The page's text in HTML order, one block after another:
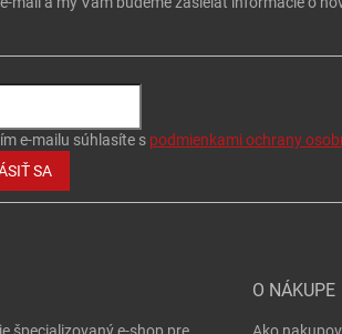
e-mailu súhlasíte s podmienkami ochrany
SA
O NÁKUPE